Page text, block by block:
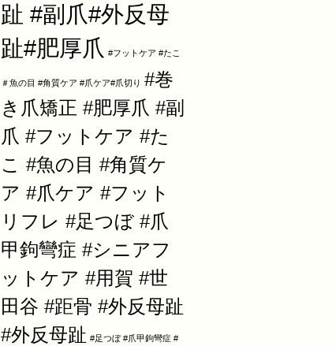
趾 #副爪#外反母
趾#肥厚爪 #フットケア #たこ
＃魚の目 #角質ケア #爪ケア#爪切り #巻
き爪矯正 #肥厚爪 #副
爪 #フットケア #た
こ #魚の目 #角質ケ
ア #爪ケア #フット
リフレ #足つぼ #爪
甲鉤彎症 #シニアフ
ットケア #用賀 #世
田谷 #距骨 #外反母趾
#外反母趾 #足つぼ #爪甲鉤彎症 #